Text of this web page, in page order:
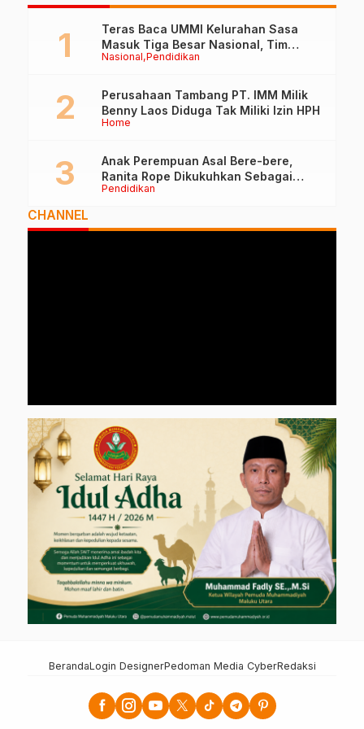
Nasional Pendidikan
Teras Baca UMMI Kelurahan Sasa
Masuk Tiga Besar Nasional, Tim
Penilai Lakukan Visitasi di Ternate
Home
Perusahaan Tambang PT. IMM Milik
Benny Laos Diduga Tak Miliki Izin HPH
Pendidikan
Anak Perempuan Asal Bere-bere,
Ranita Rope Dikukuhkan Sebagai
Guru Besar dan Rektor Ummu
CHANNEL
BerandaLogin DesignerPedoman Media CyberRedaksi